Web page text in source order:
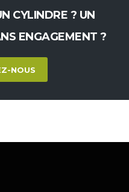
CYLINDRE ? UN
ENGAGEMENT ?
NOUS